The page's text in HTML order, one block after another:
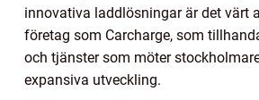
innovativa laddlösningar är det värt
företag som Carcharge, som
och tjänster som möter
expansiva utveckling.